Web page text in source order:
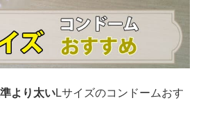
より太いLサイズのコンドームおす